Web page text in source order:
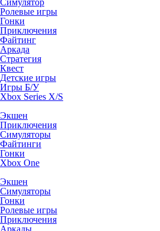
Симулятор
Ролевые игры
Гонки
Приключения
Файтинг
Аркада
Стратегия
Квест
Детские игры
Игры Б/У
Xbox Series X/S
Экшен
Приключения
Симуляторы
Файтинги
Гонки
Xbox One
Экшен
Симуляторы
Гонки
Ролевые игры
Приключения
Аркады